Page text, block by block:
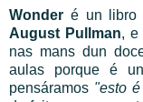
Wonder é un libro
August Pullman, e
nas mans dun
aulas porque é
pensáramos "esto